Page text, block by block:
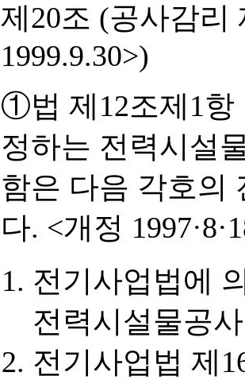
제20조 (공사감리
1999.9.30>)
①법 제12조제1항
정하는 전력시설
함은 다음 각호의
다. <개정
전기사업법에
전력시설물공사
전기사업법 제